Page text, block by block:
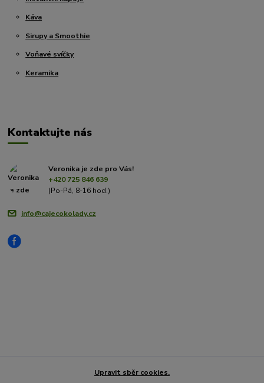
Káva
Sirupy a Smoothie
Voňavé svíčky
Keramika
Kontaktujte nás
Veronika je zde pro Vás!
+420 725 846 639
(Po-Pá, 8-16 hod.)
info@cajecokolady.cz
Upravit sběr cookies.